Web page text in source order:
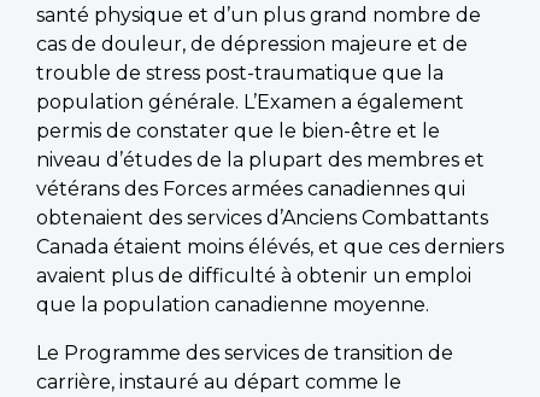
santé physique et d’un plus grand nombre de
cas de douleur, de dépression majeure et de
trouble de stress post-traumatique que la
population générale. L’Examen a également
permis de constater que le bien-être et le
niveau d’études de la plupart des membres et
vétérans des Forces armées canadiennes qui
obtenaient des services d’Anciens Combattants
Canada étaient moins élévés, et que ces derniers
avaient plus de difficulté à obtenir un emploi
que la population canadienne moyenne.
Le Programme des services de transition de
carrière, instauré au départ comme le